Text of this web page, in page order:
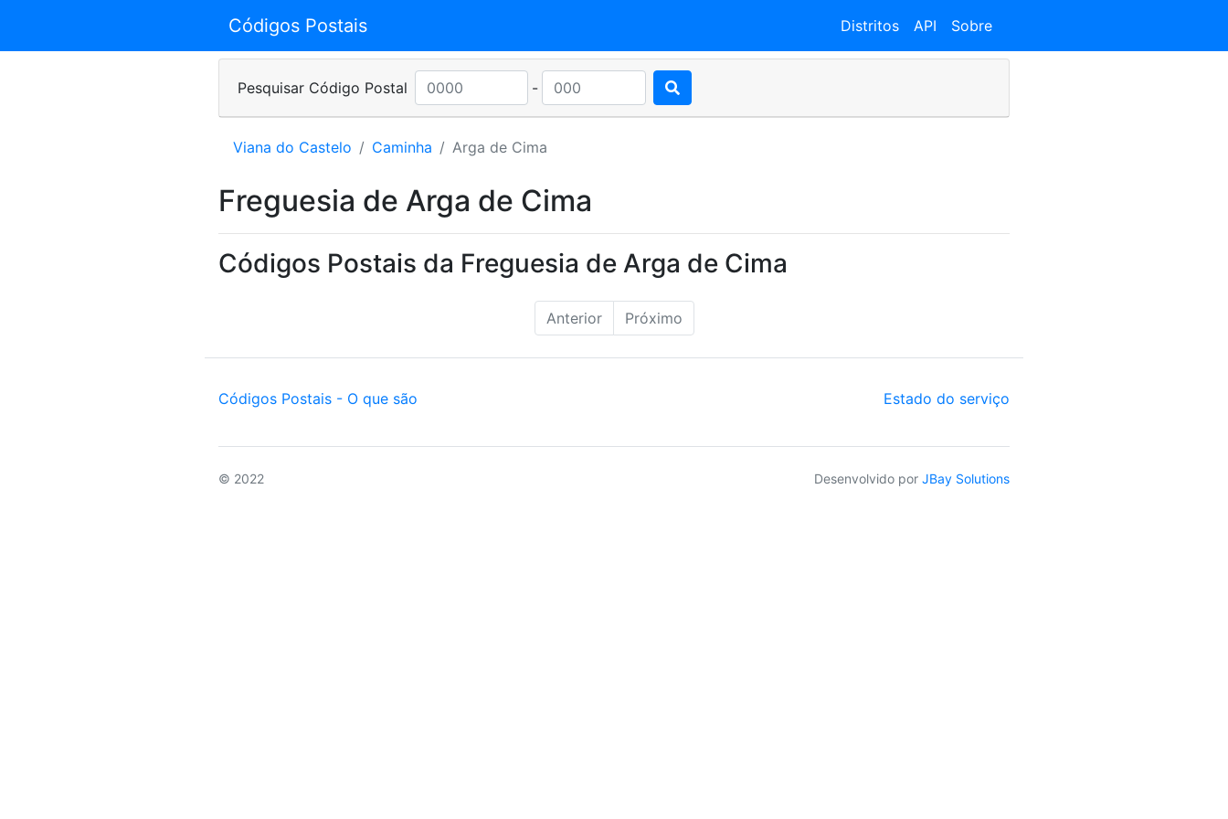
Códigos Postais Distritos API Sobre
Pesquisar Código Postal -
Viana do Castelo Caminha Arga de Cima
Freguesia de Arga de Cima
Códigos Postais da Freguesia de Arga de Cima
Anterior Próximo
Códigos Postais - O que são Estado do serviço
© 2022 Desenvolvido por JBay Solutions